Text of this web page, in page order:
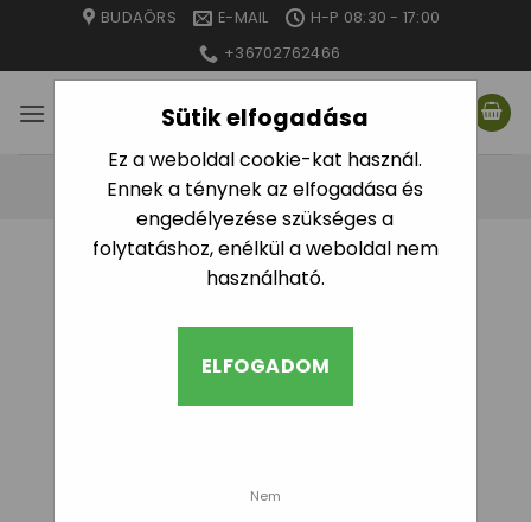
Sütik elfogadása
Ez a weboldal cookie-kat használ.
Ennek a ténynek az elfogadása és
engedélyezése szükséges a
folytatáshoz, enélkül a weboldal nem
használható.
ELFOGADOM
Nem
content
BUDAÖRS E-MAIL
H-P 08:30 - 17:00
+36702762466